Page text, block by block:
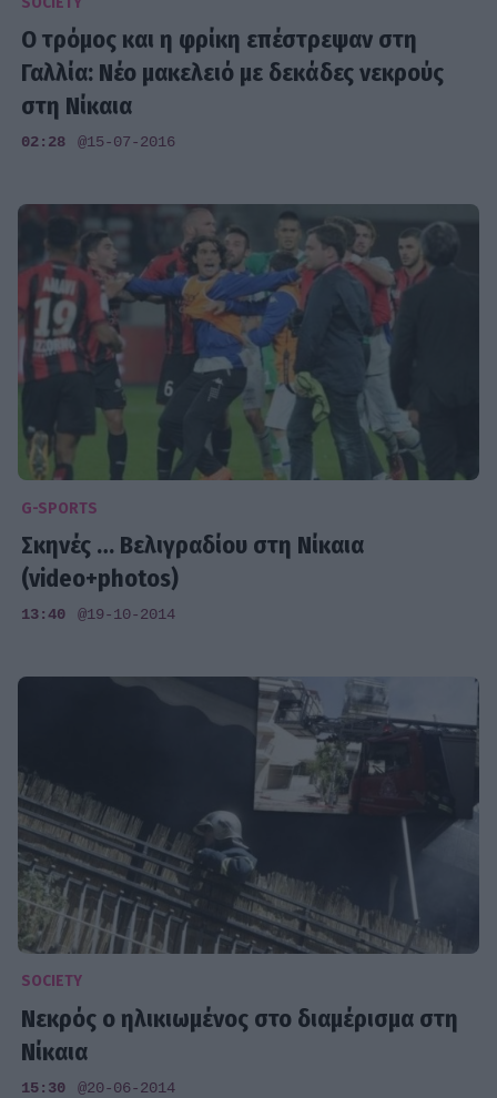
Ο τρόμος και η φρίκη επέστρεψαν στη
Γαλλία: Νέο μακελειό με δεκάδες νεκρούς
στη Νίκαια
02:28 @15-07-2016
G-SPORTS
Σκηνές … Βελιγραδίου στη Νίκαια
(video+photos)
13:40 @19-10-2014
SOCIETY
Νεκρός ο ηλικιωμένος στο διαμέρισμα στη
Νίκαια
15:30 @20-06-2014